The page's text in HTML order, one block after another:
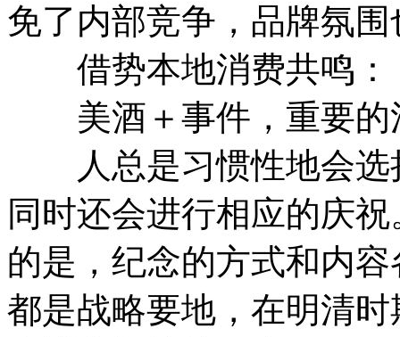
免了内部竞争，品牌氛
借势本地消费共鸣：
美酒＋事件，重要的
人总是习惯性地会选
同时还会进行相应的庆
的是，纪念的方式和内
都是战略要地，在明清